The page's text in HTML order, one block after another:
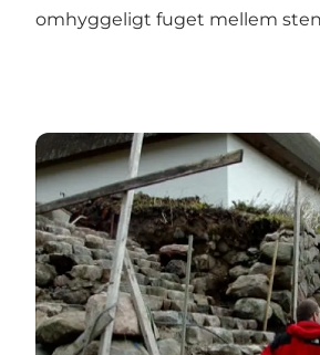
omhyggeligt fuget mellem